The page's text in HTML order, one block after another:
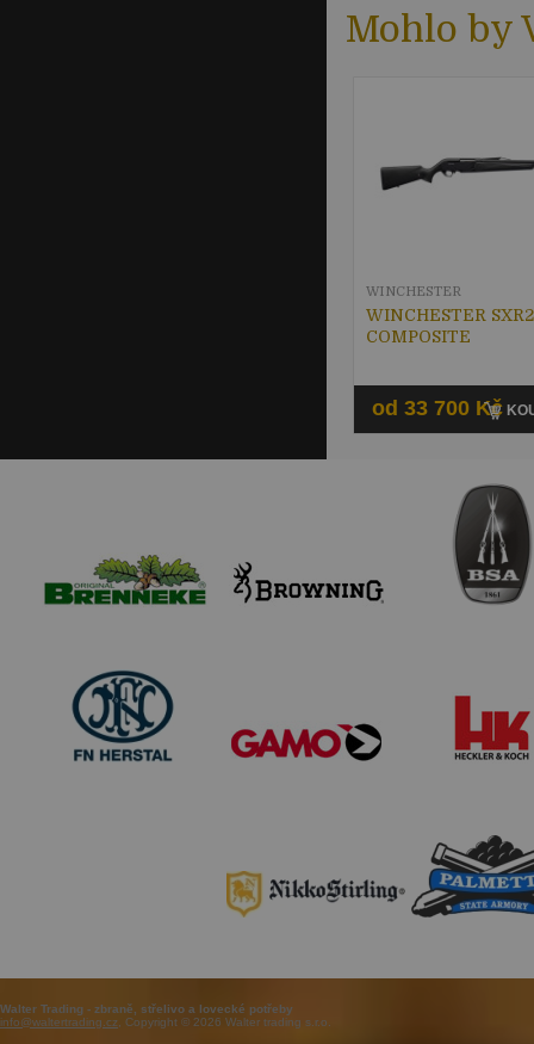
Mohlo by
WINCHESTER SXR2
COMPOSITE
WINCHESTER
od 33 700 Kč
Walter Trading - zbraně, střelivo a lovecké potřeby
info@waltertrading.cz, Copyright © 2026 Walter trading s.r.o.